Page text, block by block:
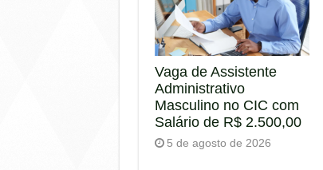
Vaga de Assistente
Administrativo
Masculino no CIC com
Salário de R$ 2.500,00
5 de agosto de 2026